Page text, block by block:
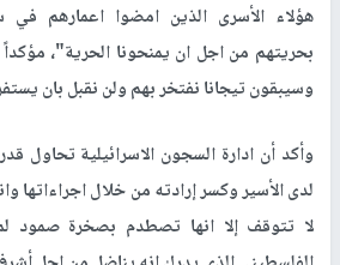
هؤلاء الأسرى الذين امضوا اعمارهم
بحريتهم من اجل ان يمنحونا الحرية"، مؤكداً
وسيبقون تيجانا نفتخر بهم ولن نقبل بان
وأكد أن ادارة السجون الاسرائيلية تحاول
لدى الأسير وكسر إرادته من خلال اجراءاتها
لا تتوقف إلا انها تصطدم بصخرة صمود